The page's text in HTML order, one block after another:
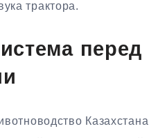
трактора.
перед
Казахстана